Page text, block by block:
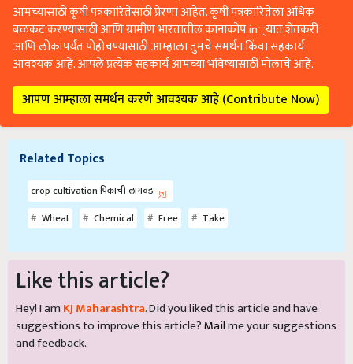
आमच्यासाठी कृषी पत्रकारितेसाठी प्रेरणा आहेत. कृषी पत्रकारितेला अधिक
बळकट करण्यासाठी आणि ग्रामीण भारतातील कानाकोप in्यात शेतकरी
आणि लोकांपर्यंत पोहोचण्यासाठी आम्हाला तुमचे समर्थन किंवा सहकार्य
आवश्यक आहे. आपले प्रत्येक सहकार्य आमच्या भविष्यासाठी मोलाचे आहे.
आपण आम्हाला समर्थन करणे आवश्यक आहे (Contribute Now)
Related Topics
crop cultivation पिकाची लागवड
Wheat
Chemical Free Take
Like this article?
Hey! I am KJ Maharashtra. Did you liked this article and have
suggestions to improve this article?Mailme your suggestions
and feedback.